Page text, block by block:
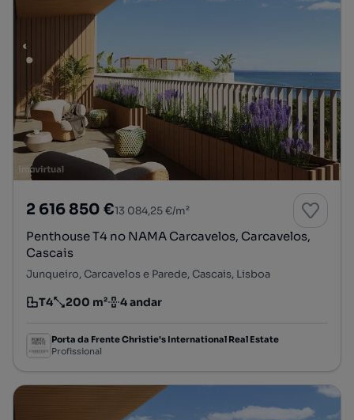
2 616 850 €13 084,25 €/m²
Penthouse T4 no NAMA Carcavelos, Carcavelos,
Cascais
Junqueiro, Carcavelos e Parede, Cascais, Lisboa
Tipologia
T4
Preço por metro quadrado
200 m²
Andar 4 andar
Porta da Frente Christie's International Real Estate
Profissional